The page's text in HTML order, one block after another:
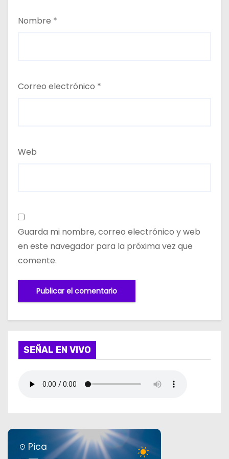
Nombre *
Correo electrónico *
Web
Guarda mi nombre, correo electrónico y web
en este navegador para la próxima vez que
comente.
SEÑAL EN VIVO
Pica